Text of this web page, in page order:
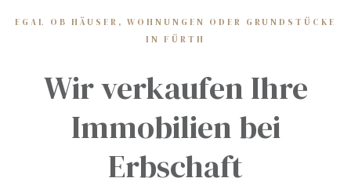
EGAL OB HÄUSER, WOHNUNGEN ODER GRUNDSTÜCKE
IN FÜRTH
Wir verkaufen Ihre
Immobilien bei
Erbschaft